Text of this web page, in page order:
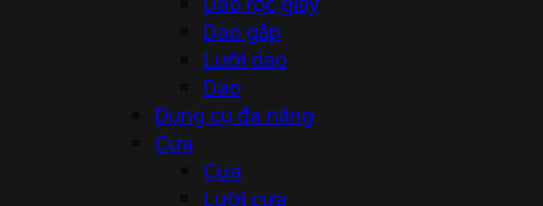
Dao gấp
Lưỡi dao
Dao
Dụng cụ đa năng
Cưa
Cưa
Lưỡi cưa